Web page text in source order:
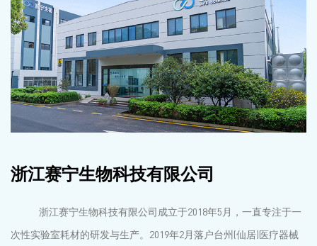
浙江赛宁生物科技有限公司
浙江赛宁生物科技有限公司成立于2018年5月，一直专注于一
次性实验室耗材的研发与生产。2019年2月落户台州(仙居)医疗器械